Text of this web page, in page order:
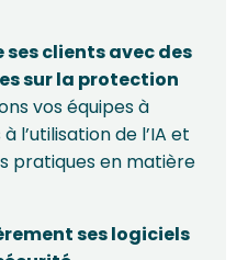
ses clients avec des
sur la protection
vos équipes à
l’utilisation de l’IA et
pratiques en matière
ses logiciels